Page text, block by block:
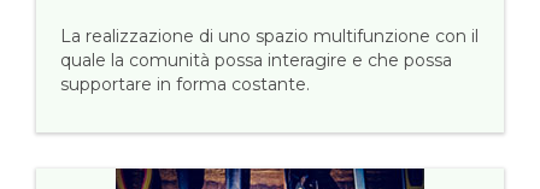
La realizzazione di uno spazio multifunzione con il
quale la comunità possa interagire e che possa
supportare in forma costante.